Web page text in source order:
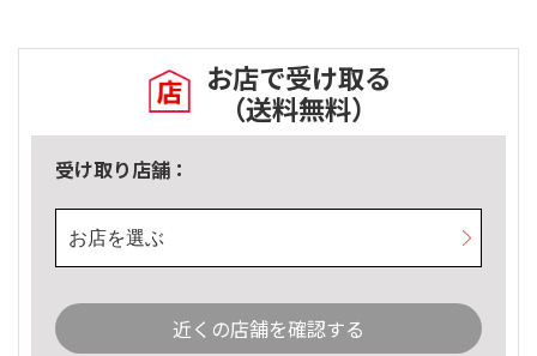
お店で受け取る
（送料無料）
受け取り店舗：
お店を選ぶ
近くの店舗を確認する